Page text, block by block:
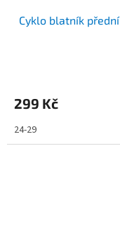
Cyklo blatník
299 Kč
24-29